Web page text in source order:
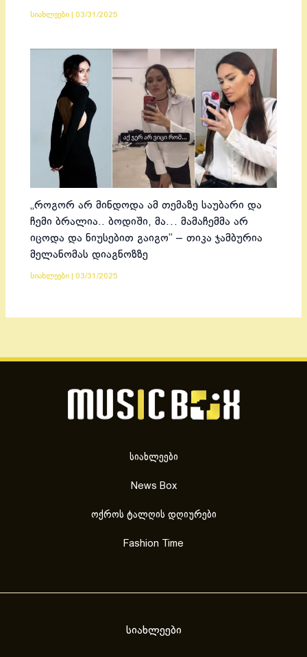
სიახლეები 03/31/2025
„როგორ არ მინდოდა ამ თემაზე საუბარი და
ჩემი ბრალია.. ბოდიში, მა… მამაჩემმა არ
იცოდა და ნიუსებით გაიგო“ – თიკა ჯამბურია
მელანომას დიაგნოზზე
სიახლეები 03/31/2025
სიახლეები
News Box
ოქროს ტალღის დღიურები
Fashion Time
სიახლეები